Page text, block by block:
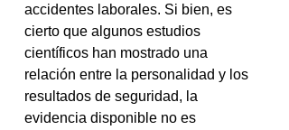
accidentes laborales. Si bien, es
cierto que algunos estudios
científicos han mostrado una
relación entre la personalidad y los
resultados de seguridad, la
evidencia disponible no es